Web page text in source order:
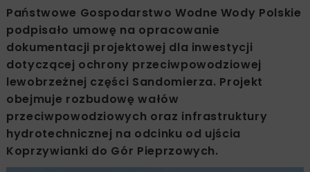
Państwowe Gospodarstwo Wodne Wody Polskie
podpisało umowę na opracowanie
dokumentacji projektowej dla inwestycji
dotyczącej ochrony przeciwpowodziowej
lewobrzeżnej części Sandomierza. Projekt
obejmuje rozbudowę wałów
przeciwpowodziowych oraz infrastruktury
hydrotechnicznej na odcinku od ujścia
Koprzywianki do Gór Pieprzowych.